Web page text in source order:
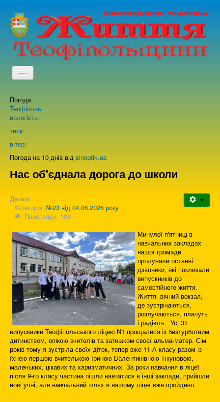
TPL_PROTOSTAR_TOGGLE_MENU
Про нас
Зворотній зв'язок
Погода
Теофіполь
вологість:
тиск:
вітер:
Погода на 10 днів від sinoptik.ua
Нас об'єднала дорога до школи
Деталі
Категорія: №23 від 04.06.2026 року
Перегляди: 106
Минулої п'ятниці в
навчальних закладах
нашої громади
пролунали останні
дзвоники, які покликали
випускників до
самостійного життя.
Життя- вічний вокзал,
де зустрічаються,
розлучаються, плачуть
і радіють. Усі 31
випускники Теофіпольського ліцею N1 прощалися із безтурботним
дитинством, опікою вчителів та затишком своєї альма-матер. Сім
років тому я зустріла своїх діток, тепер вже 11-А класу разом із
їхнею першою вчителькою Іриною Валентинівною Тікуновою,
маленьких, цікавих та харизматичних. За роки навчання в ліцеї
після 9-го класу частина пішли навчатися в інші заклади, прийшли
нові учні, але навчальний шлях в нашому ліцеї вже пройдено.